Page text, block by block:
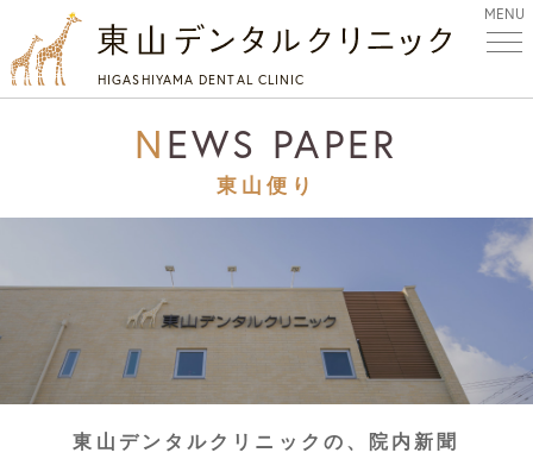
HIGASHIYAMA DENTAL CLINIC
MENU
NEWS PAPER
東山便り
東山デンタルクリニックの、院内新聞